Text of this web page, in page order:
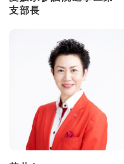
支部長